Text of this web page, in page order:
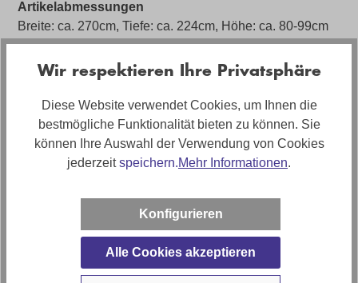
Artikelabmessungen
Breite: ca. 270cm, Tiefe: ca. 224cm, Höhe: ca. 80-99cm
ca. 49cm
Polstermaterial
Schaumstoff
Stilrichtung
Artikel Bezeichnung
Leder Ecksofa Seahawk mit motorischer Relaxfunktion
Wir respektieren Ihre Privatsphäre
Diese Website verwendet Cookies, um Ihnen die
bestmögliche Funktionalität bieten zu können. Sie
können Ihre Auswahl der Verwendung von Cookies
jederzeitspeichern.Mehr Informationen.
Konfigurieren
Alle Cookies akzeptieren